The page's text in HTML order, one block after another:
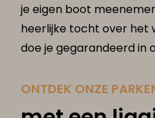
je eigen boot
heerlijke tocht over het
doe je gegarandeerd in
ONTDEK ONZE